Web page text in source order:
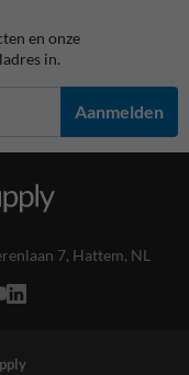
en onze
in.
Aanmelden
7, Hattem, NL